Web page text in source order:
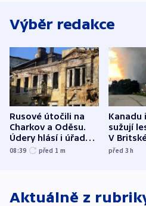
Výběr redakce
Rusové útočili na
Charkov a Oděsu.
Údery hlásí i úřady v
Bělgorodu
08:39 před 1 m
Kanadu
sužují
V
před 3h
Aktuálně z